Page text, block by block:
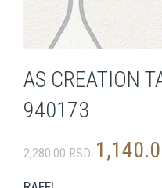
AS CREATION
940173
2,280.00RSD